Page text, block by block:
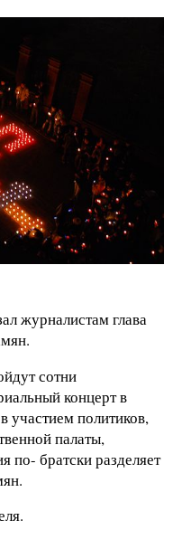
журналистам глава
сотни
концерт в
участием политиков,
палаты,
по- братски разделяет